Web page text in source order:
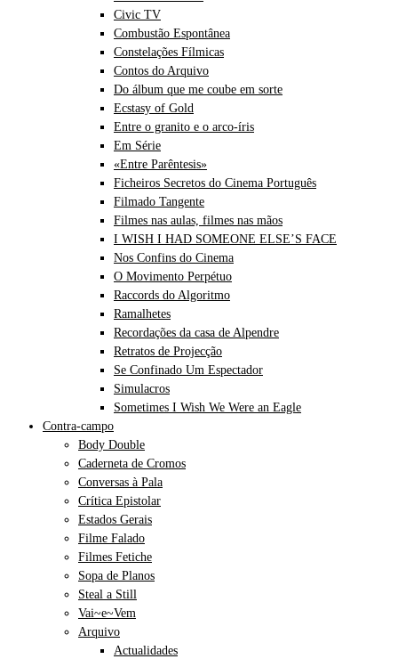
Civic TV
Combustão Espontânea
Constelações Fílmicas
Contos do Arquivo
Do álbum que me coube em sorte
Ecstasy of Gold
Entre o granito e o arco-íris
Em Série
«Entre Parêntesis»
Ficheiros Secretos do Cinema Português
Filmado Tangente
Filmes nas aulas, filmes nas mãos
I WISH I HAD SOMEONE ELSE’S FACE
Nos Confins do Cinema
O Movimento Perpétuo
Raccords do Algoritmo
Ramalhetes
Recordações da casa de Alpendre
Retratos de Projecção
Se Confinado Um Espectador
Simulacros
Sometimes I Wish We Were an Eagle
Contra-campo
Body Double
Caderneta de Cromos
Conversas à Pala
Crítica Epistolar
Estados Gerais
Filme Falado
Filmes Fetiche
Sopa de Planos
Steal a Still
Vai~e~Vem
Arquivo
Actualidades